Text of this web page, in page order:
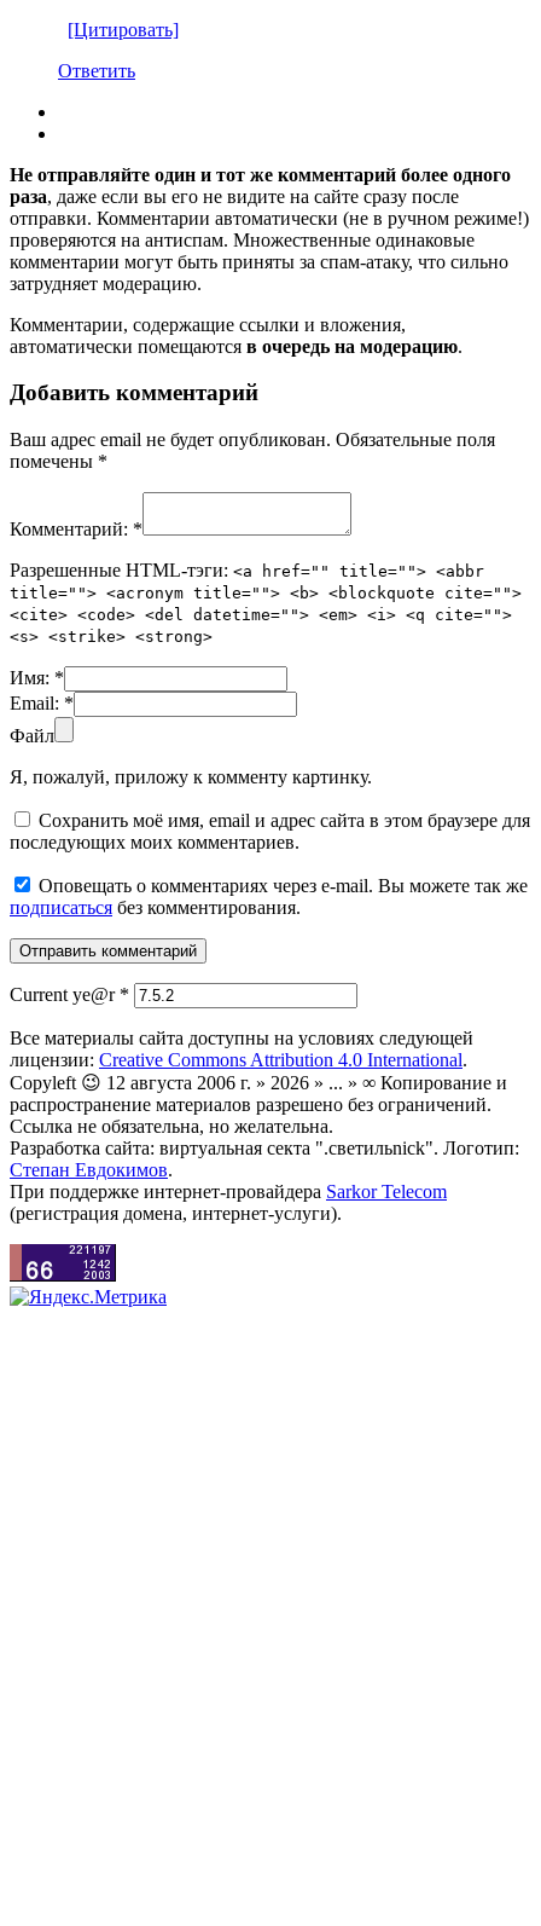
[Цитировать]
Ответить
Не отправляйте один и тот же комментарий более одного
раза, даже если вы его не видите на сайте сразу после
отправки. Комментарии автоматически (не в ручном режиме!)
проверяются на антиспам. Множественные одинаковые
комментарии могут быть приняты за спам-атаку, что сильно
затрудняет модерацию.
Комментарии, содержащие ссылки и вложения,
автоматически помещаются в очередь на модерацию.
Добавить комментарий
Ваш адрес email не будет опубликован. Обязательные поля
помечены *
Комментарий: *
Разрешенные HTML-тэги: <a href="" title=""> <abbr
title=""> <acronym title=""> <b> <blockquote cite="">
<cite> <code> <del datetime=""> <em> <i> <q cite="">
<s> <strike> <strong>
Имя: *
Email: *
Файл
Я, пожалуй, приложу к комменту картинку.
Сохранить моё имя, email и адрес сайта в этом браузере для
последующих моих комментариев.
Оповещать о комментариях через e-mail. Вы можете так же
подписаться без комментирования.
Current ye@r *
Все материалы сайта доступны на условиях следующей
лицензии: Creative Commons Attribution 4.0 International.
Copyleft 😉 12 августа 2006 г. » 2026 » ... » ∞ Копирование и
распространение материалов разрешено без ограничений.
Ссылка не обязательна, но желательна.
Разработка сайта: виртуальная секта ".светильnick". Логотип:
Степан Евдокимов.
При поддержке интернет-провайдера Sarkor Telecom
(регистрация домена, интернет-услуги).